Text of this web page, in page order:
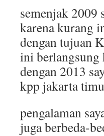
semenjak 2009
karena kurang
dengan tujuan
ini berlangsung
dengan 2013
kpp jakarta
pengalaman
juga berbeda-